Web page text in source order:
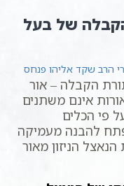
של בעל
הרב שקד אליהו פנחס
הקבלה – אור
אינם משתנים
פי הכלים
להבנה מעמיקה
הניזון מאור